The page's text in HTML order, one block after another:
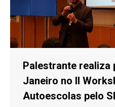
Palestrante realiza
Janeiro no II
Autoescolas pelo